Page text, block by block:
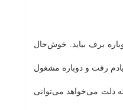
برف بیاید. خوش‌حال
رفت و دوباره مشغول
دلت می‌خواهد می‌توانی